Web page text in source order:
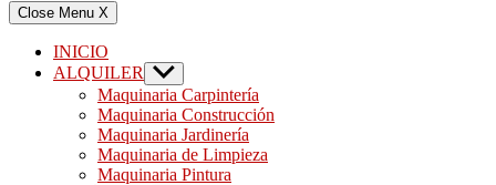
Close Menu X
INICIO
ALQUILER
Show
sub
menu
Maquinaria Carpintería
Maquinaria Construcción
Maquinaria Jardinería
Maquinaria de Limpieza
Maquinaria Pintura